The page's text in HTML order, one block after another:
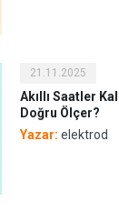
21.11.2025
Akıllı Saatler
Doğru Ölçer?
Yazar: elektrod